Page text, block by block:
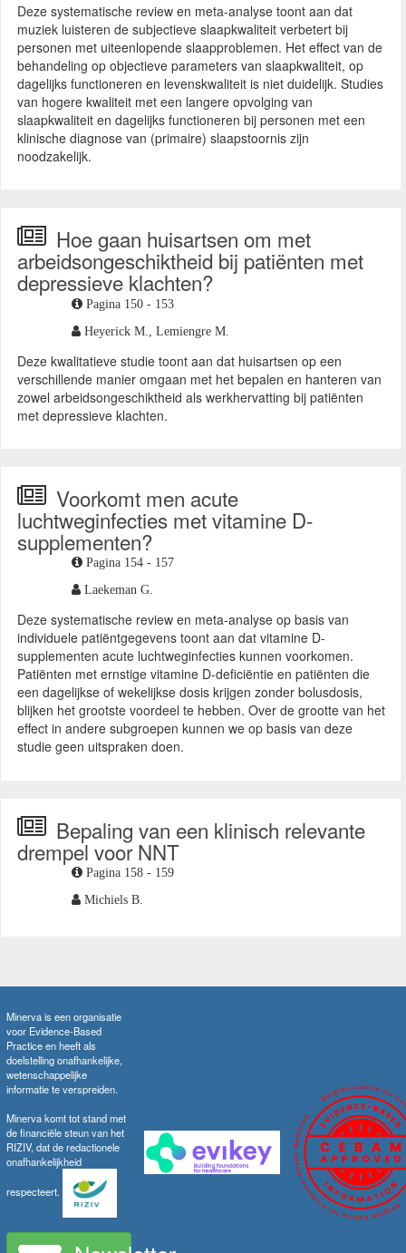
Deze systematische review en meta-analyse toont aan dat
muziek luisteren de subjectieve slaapkwaliteit verbetert bij
personen met uiteenlopende slaapproblemen. Het effect van de
behandeling op objectieve parameters van slaapkwaliteit, op
dagelijks functioneren en levenskwaliteit is niet duidelijk. Studies
van hogere kwaliteit met een langere opvolging van
slaapkwaliteit en dagelijks functioneren bij personen met een
klinische diagnose van (primaire) slaapstoornis zijn
noodzakelijk.
Hoe gaan huisartsen om met
arbeidsongeschiktheid bij patiënten met
depressieve klachten?
Pagina 150 - 153
Heyerick M., Lemiengre M.
Deze kwalitatieve studie toont aan dat huisartsen op een
verschillende manier omgaan met het bepalen en hanteren van
zowel arbeidsongeschiktheid als werkhervatting bij patiënten
met depressieve klachten.
Voorkomt men acute
luchtweginfecties met vitamine D-
supplementen?
Pagina 154 - 157
Laekeman G.
Deze systematische review en meta-analyse op basis van
individuele patiëntgegevens toont aan dat vitamine D-
supplementen acute luchtweginfecties kunnen voorkomen.
Patiënten met ernstige vitamine D-deficiëntie en patiënten die
een dagelijkse of wekelijkse dosis krijgen zonder bolusdosis,
blijken het grootste voordeel te hebben. Over de grootte van het
effect in andere subgroepen kunnen we op basis van deze
studie geen uitspraken doen.
Bepaling van een klinisch relevante
drempel voor NNT
Pagina 158 - 159
Michiels B.
Minerva is een organisatie
voor Evidence-Based
Practice en heeft als
doelstelling onafhankelijke,
wetenschappelijke
informatie te verspreiden.
Minerva komt tot stand met
de financiële steun van het
RIZIV, dat de redactionele
onafhankelijkheid
respecteert.